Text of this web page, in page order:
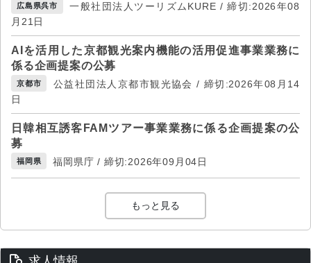
広島県呉市
一般社団法人ツーリズムKURE / 締切:2026年08
月21日
AIを活用した京都観光案内機能の活用促進事業業務に
係る企画提案の公募
京都市
公益社団法人京都市観光協会 / 締切:2026年08月14
日
日韓相互誘客FAMツアー事業業務に係る企画提案の公
募
福岡県 福岡県庁 / 締切:2026年09月04日
もっと見る